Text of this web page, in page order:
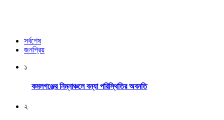
সর্বশেষ
জনপ্রিয়
১
কমলগঞ্জের নিম্নাঞ্চলে বন্যা পরিস্থিতির অবনতি
২